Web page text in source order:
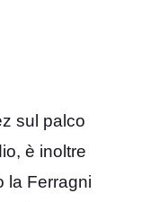
sul palco
è inoltre
la Ferragni